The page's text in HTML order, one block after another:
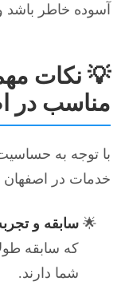
آسوده خاطر
💡 نکات
مناسب در
با توجه به حساسیت
خدمات در
سابقه و
که سابقه
شما دارند.